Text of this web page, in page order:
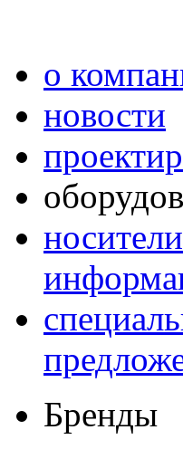
о
новости
носители
Бренды